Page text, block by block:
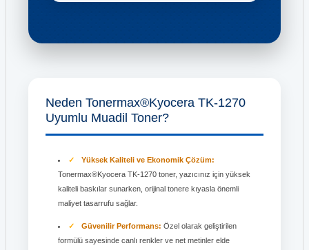
Neden Tonermax®Kyocera TK-1270
Uyumlu Muadil Toner?
Yüksek Kaliteli ve Ekonomik Çözüm:
Tonermax®Kyocera TK-1270 toner, yazıcınız için yüksek
kaliteli baskılar sunarken, orijinal tonere kıyasla önemli
maliyet tasarrufu sağlar.
Güvenilir Performans: Özel olarak geliştirilen
formülü sayesinde canlı renkler ve net metinler elde